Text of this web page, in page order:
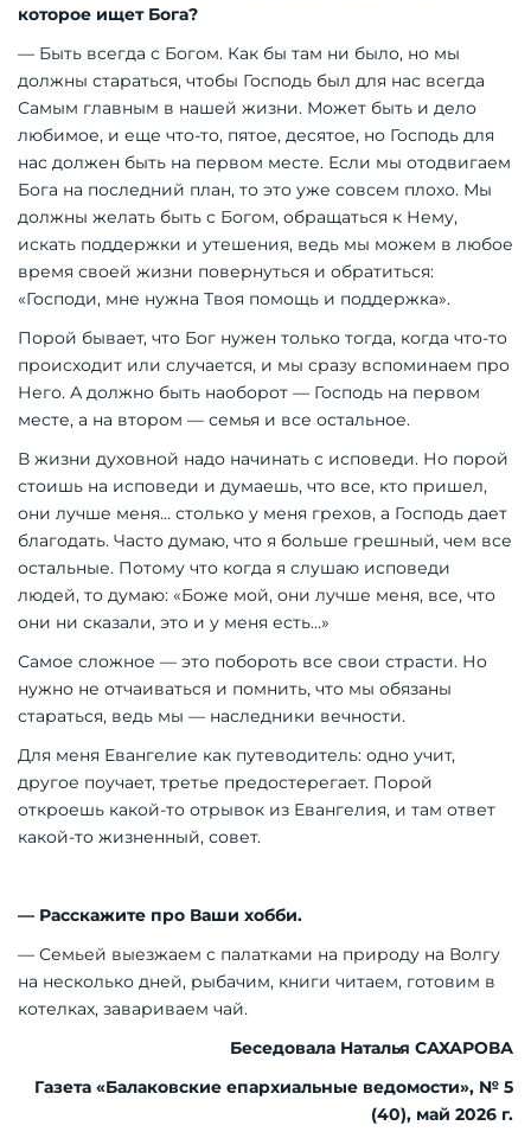
которое ищет Бога?
— Быть всегда с Богом. Как бы там ни было, но мы
должны стараться, чтобы Господь был для нас всегда
Самым главным в нашей жизни. Может быть и дело
любимое, и еще что-то, пятое, десятое, но Господь для
нас должен быть на первом месте. Если мы отодвигаем
Бога на последний план, то это уже совсем плохо. Мы
должны желать быть с Богом, обращаться к Нему,
искать поддержки и утешения, ведь мы можем в любое
время своей жизни повернуться и обратиться:
«Господи, мне нужна Твоя помощь и поддержка».
Порой бывает, что Бог нужен только тогда, когда что-то
происходит или случается, и мы сразу вспоминаем про
Него. А должно быть наоборот — Господь на первом
месте, а на втором — семья и все остальное.
В жизни духовной надо начинать с исповеди. Но порой
стоишь на исповеди и думаешь, что все, кто пришел,
они лучше меня… столько у меня грехов, а Господь дает
благодать. Часто думаю, что я больше грешный, чем все
остальные. Потому что когда я слушаю исповеди
людей, то думаю: «Боже мой, они лучше меня, все, что
они ни сказали, это и у меня есть…»
Самое сложное — это побороть все свои страсти. Но
нужно не отчаиваться и помнить, что мы обязаны
стараться, ведь мы — наследники вечности.
Для меня Евангелие как путеводитель: одно учит,
другое поучает, третье предостерегает. Порой
откроешь какой-то отрывок из Евангелия, и там ответ
какой-то жизненный, совет.
— Расскажите про Ваши хобби.
— Семьей выезжаем с палатками на природу на Волгу
на несколько дней, рыбачим, книги читаем, готовим в
котелках, завариваем чай.
Беседовала Наталья САХАРОВА
Газета «Балаковские епархиальные ведомости», № 5
(40), май 2026 г.